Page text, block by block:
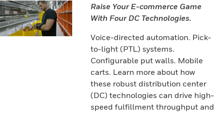
Raise Your E-commerce Game
With Four DC Technologies.
Voice-directed automation. Pick-
to-light (PTL) systems.
Configurable put walls. Mobile
carts. Learn more about how
these robust distribution center
(DC) technologies can drive high-
speed fulfillment throughput and